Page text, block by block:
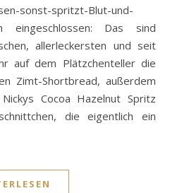
sonst-spritzt-Blut-und-
eingeschlossen: Das sind
allerleckersten und seit
auf dem Plätzchenteller die
Zimt-Shortbread, außerdem
Cocoa Hazelnut Spritz
die eigentlich ein